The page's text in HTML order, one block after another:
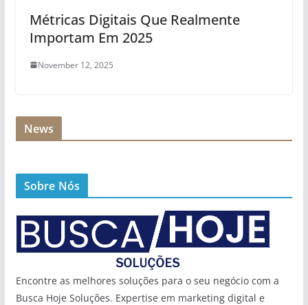
Métricas Digitais Que Realmente
Importam Em 2025
November 12, 2025
News
Sobre Nós
Encontre as melhores soluções para o seu negócio com a
Busca Hoje Soluções. Expertise em marketing digital e